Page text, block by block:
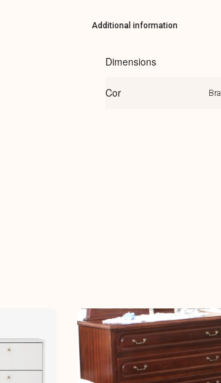
Additional information
Dimensions
Cor